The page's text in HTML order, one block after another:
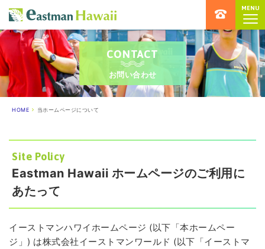
MENU
ハワイ留学専門店 イーストマンハ
CONTACT
お問い合わせ
HOME 当ホームページについて
Site Policy
Eastman Hawaii ホームページのご利用に
あたって
イーストマンハワイホームページ (以下「本ホームペー
ジ」) は株式会社イーストマンワールド (以下「イーストマ